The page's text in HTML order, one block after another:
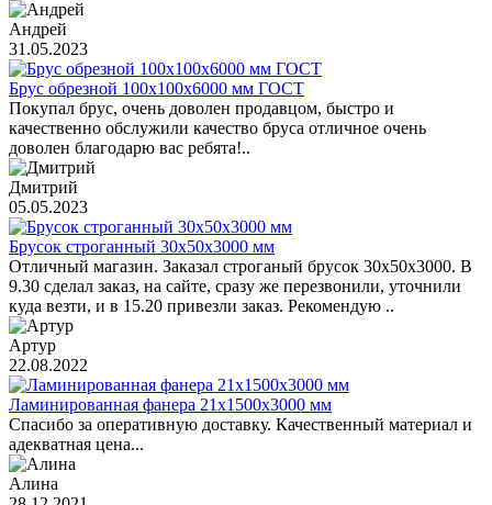
Андрей
31.05.2023
Брус обрезной 100х100х6000 мм ГОСТ
Покупал брус, очень доволен продавцом, быстро и
качественно обслужили качество бруса отличное очень
доволен благодарю вас ребята!..
Дмитрий
05.05.2023
Брусок строганный 30х50х3000 мм
Отличный магазин. Заказал строганый брусок 30х50х3000. В
9.30 сделал заказ, на сайте, сразу же перезвонили, уточнили
куда везти, и в 15.20 привезли заказ. Рекомендую ..
Артур
22.08.2022
Ламинированная фанера 21х1500х3000 мм
Спасибо за оперативную доставку. Качественный материал и
адекватная цена...
Алина